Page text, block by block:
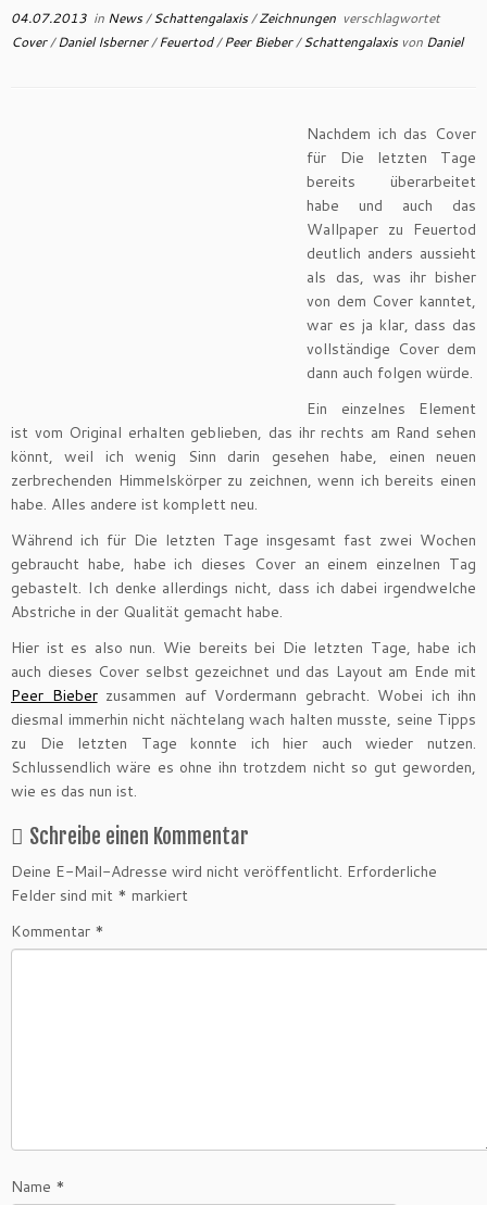
04.07.2013 in News/Schattengalaxis/Zeichnungen verschlagwortet
Cover/Daniel Isberner/Feuertod/Peer Bieber/Schattengalaxis von Daniel
Nachdem ich das Cover
für Die letzten Tage
bereits überarbeitet
habe und auch das
Wallpaper zu Feuertod
deutlich anders aussieht
als das, was ihr bisher
von dem Cover kanntet,
war es ja klar, dass das
vollständige Cover dem
dann auch folgen würde.
Ein einzelnes Element
ist vom Original erhalten geblieben, das ihr rechts am Rand sehen
könnt, weil ich wenig Sinn darin gesehen habe, einen neuen
zerbrechenden Himmelskörper zu zeichnen, wenn ich bereits einen
habe. Alles andere ist komplett neu.
Während ich für Die letzten Tage insgesamt fast zwei Wochen
gebraucht habe, habe ich dieses Cover an einem einzelnen Tag
gebastelt. Ich denke allerdings nicht, dass ich dabei irgendwelche
Abstriche in der Qualität gemacht habe.
Hier ist es also nun. Wie bereits bei Die letzten Tage, habe ich
auch dieses Cover selbst gezeichnet und das Layout am Ende mit
Peer Bieberzusammen auf Vordermann gebracht. Wobei ich ihn
diesmal immerhin nicht nächtelang wach halten musste, seine Tipps
zu Die letzten Tage konnte ich hier auch wieder nutzen.
Schlussendlich wäre es ohne ihn trotzdem nicht so gut geworden,
wie es das nun ist.
Schreibe einen Kommentar
Deine E-Mail-Adresse wird nicht veröffentlicht. Erforderliche
Felder sind mit * markiert
Kommentar *
Name *